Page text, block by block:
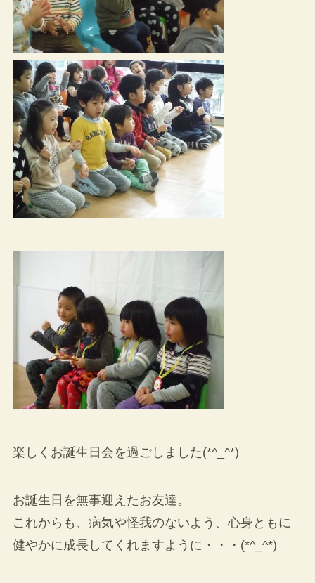
楽しくお誕生日会を過ごしました(*^_^*)
お誕生日を無事迎えたお友達。
これからも、病気や怪我のないよう、心身ともに
健やかに成長してくれますように・・・(*^_^*)